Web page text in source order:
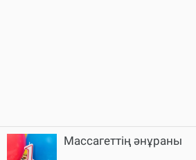
Массагеттің әнұраны